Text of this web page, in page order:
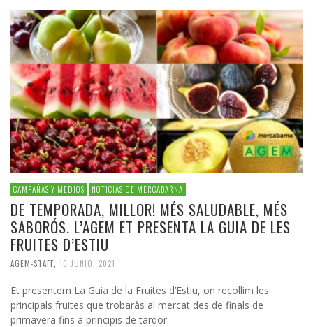
CAMPAÑAS Y MEDIOS NOTICIAS DE MERCABARNA
DE TEMPORADA, MILLOR! MÉS SALUDABLE, MÉS
SABORÓS. L’AGEM ET PRESENTA LA GUIA DE LES
FRUITES D’ESTIU
AGEM-STAFF 10 JUNIO, 2021
Et presentem La Guia de la Fruites d’Estiu, on recollim les
principals fruites que trobaràs al mercat des de finals de
primavera fins a principis de tardor.